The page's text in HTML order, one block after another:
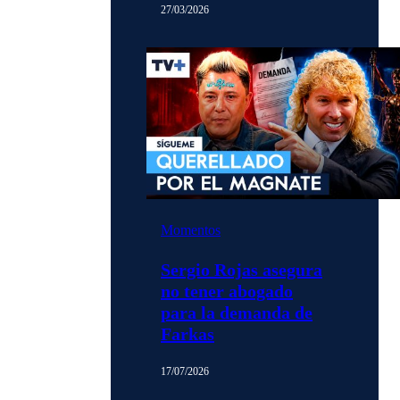
27/03/2026
Momentos
Sergio Rojas asegura
no tener abogado
para la demanda de
Farkas
17/07/2026